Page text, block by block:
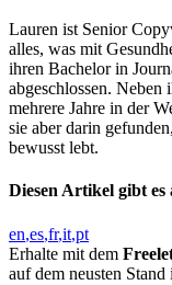
Lauren ist Senior
alles, was mit
ihren Bachelor in
abgeschlossen.
mehrere Jahre in der
sie aber darin
bewusst lebt.
Diesen Artikel gibt es
en es fr it pt
Erhalte mit dem
auf dem neusten